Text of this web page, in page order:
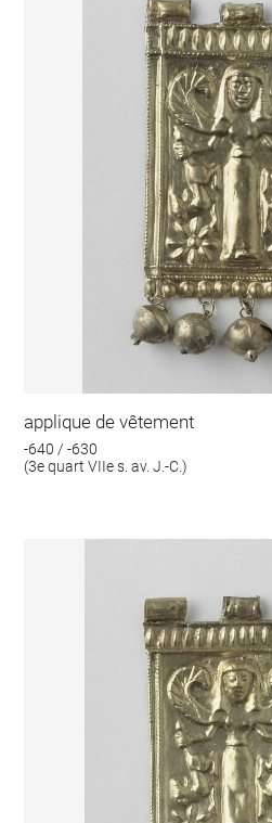
applique de vêtement
-640 / -630
(3e quart VIIe s. av. J.-C.)